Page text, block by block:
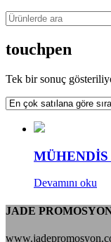
touchpen
Tek bir sonuç
Devamını oku
JADE